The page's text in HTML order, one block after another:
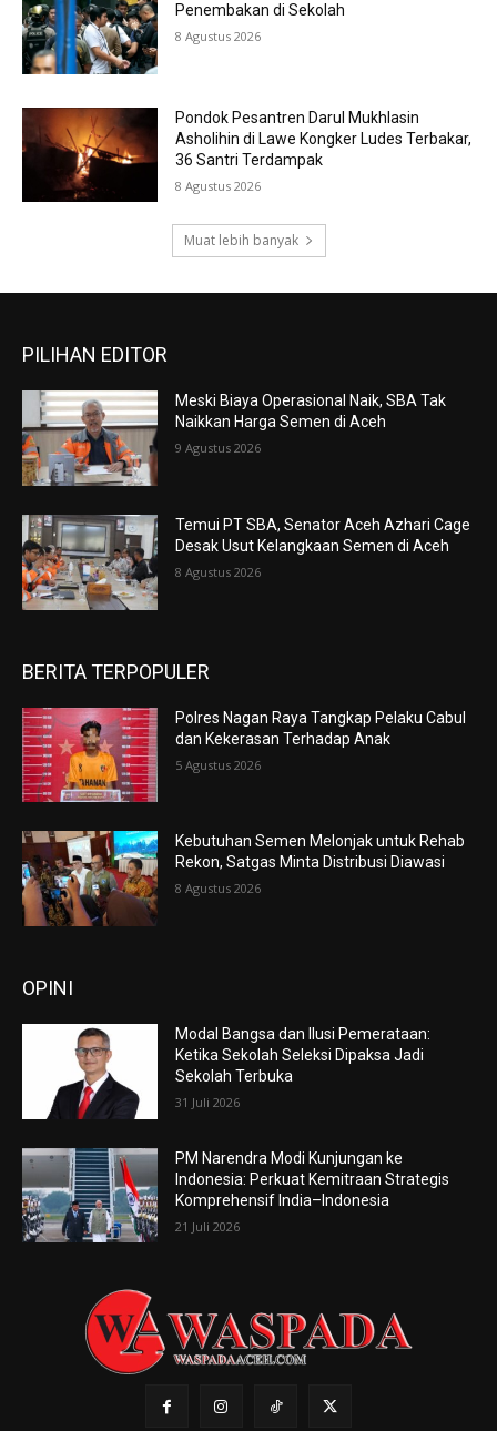
Penembakan di Sekolah
8 Agustus 2026
Pondok Pesantren Darul Mukhlasin
Asholihin di Lawe Kongker Ludes Terbakar,
36 Santri Terdampak
8 Agustus 2026
Muat lebih banyak
PILIHAN EDITOR
Meski Biaya Operasional Naik, SBA Tak
Naikkan Harga Semen di Aceh
9 Agustus 2026
Temui PT SBA, Senator Aceh Azhari Cage
Desak Usut Kelangkaan Semen di Aceh
8 Agustus 2026
BERITA TERPOPULER
Polres Nagan Raya Tangkap Pelaku Cabul
dan Kekerasan Terhadap Anak
5 Agustus 2026
Kebutuhan Semen Melonjak untuk Rehab
Rekon, Satgas Minta Distribusi Diawasi
8 Agustus 2026
OPINI
Modal Bangsa dan Ilusi Pemerataan:
Ketika Sekolah Seleksi Dipaksa Jadi
Sekolah Terbuka
31 Juli 2026
PM Narendra Modi Kunjungan ke
Indonesia: Perkuat Kemitraan Strategis
Komprehensif India–Indonesia
21 Juli 2026